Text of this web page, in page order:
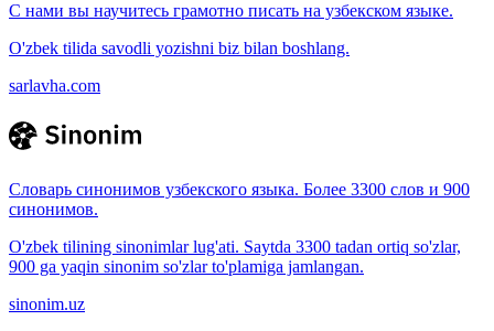
С нами вы научитесь грамотно писать на узбекском языке.
O'zbek tilida savodli yozishni biz bilan boshlang.
sarlavha.com
Словарь синонимов узбекского языка. Более 3300 слов и 900
синонимов.
O'zbek tilining sinonimlar lug'ati. Saytda 3300 tadan ortiq so'zlar,
900 ga yaqin sinonim so'zlar to'plamiga jamlangan.
sinonim.uz